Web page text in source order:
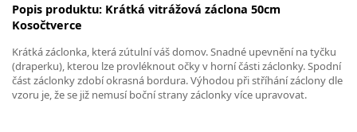
Popis produktu: Krátká vitrážová záclona 50cm
Kosočtverce
Krátká záclonka, která zútulní váš domov. Snadné upevnění na tyčku
(draperku), kterou lze provléknout očky v horní části záclonky. Spodní
část záclonky zdobí okrasná bordura. Výhodou při stříhání záclony dle
vzoru je, že se již nemusí boční strany záclonky více upravovat.